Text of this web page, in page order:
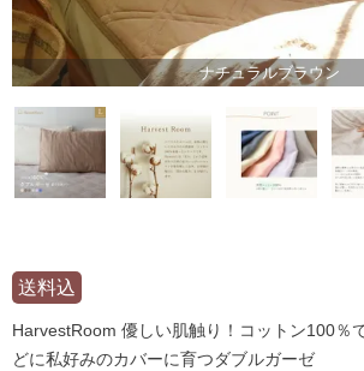
ナチュラルブラウン
送料込
HarvestRoom 優しい肌触り！コットン100％
どに私好みのカバーに育つダブルガーゼ